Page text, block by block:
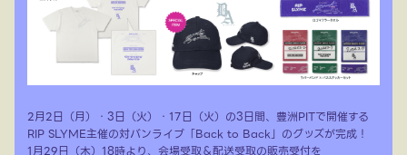
2月2日（月）・3日（火）・17日（火）の3日間、豊洲PITで開催する
RIP SLYME主催の対バンライブ「Back to Back」のグッズが完成！
1月29日（木）18時より、会場受取＆配送受取の販売受付を